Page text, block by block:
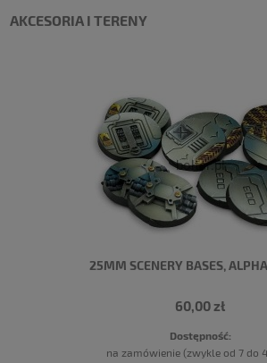
AKCESORIA I TERENY
25MM SCENERY BASES,
60,00 zł
Dostępność:
na zamówienie (zwykle od 7 do